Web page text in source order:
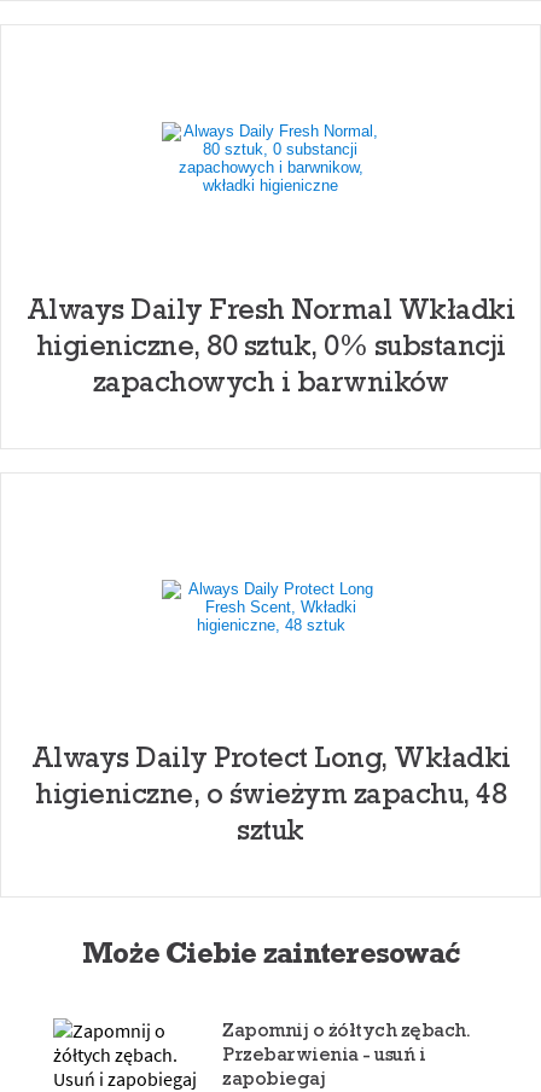
Always Daily Fresh Normal Wkładki
higieniczne, 80 sztuk, 0% substancji
zapachowych i barwników
Always Daily Protect Long, Wkładki
higieniczne, o świeżym zapachu, 48
sztuk
Może Ciebie zainteresować
Zapomnij o żółtych zębach.
Przebarwienia - usuń i
zapobiegaj